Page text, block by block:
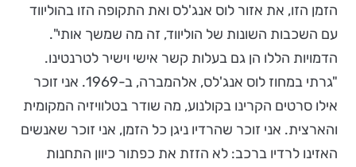
הזמן הזו, את אזור לוס אנג'לס ואת התקופה הזו בהוליווד
עם השכבות השונות של הוליווד, זה מה שמשך אותי".
הדמויות הללו הן גם בעלות קשר אישי וישיר לטרנטינו.
"גרתי במחוז לוס אנג'לס, אלהמברה, ב-1969. אני זוכר
אילו סרטים הקרינו בקולנוע, מה שודר בטלוויזיה המקומית
והארצית. אני זוכר שהרדיו ניגן כל הזמן, אני זוכר שאנשים
האזינו לרדיו ברכב: לא הזזת את כפתור כיוון התחנות